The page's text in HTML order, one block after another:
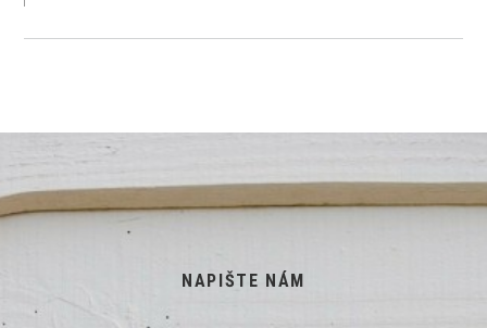
NAPIŠTE NÁM